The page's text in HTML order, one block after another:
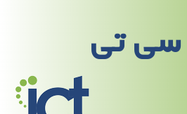
تی